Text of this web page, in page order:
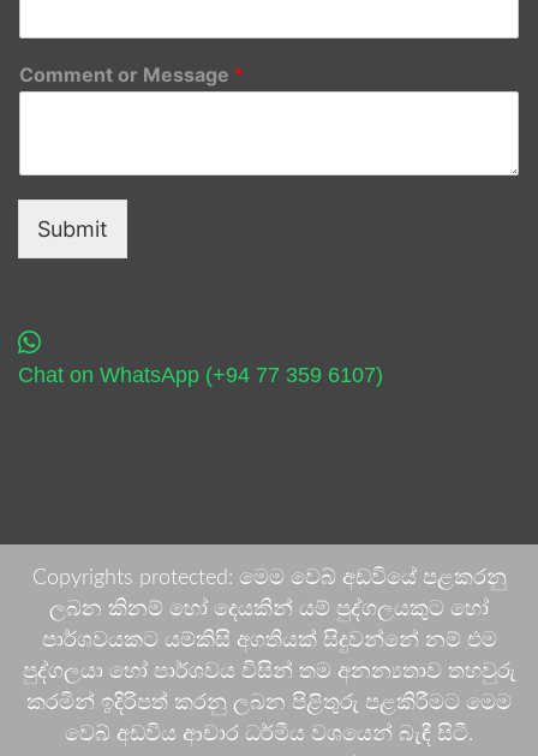
Comment or Message *
Submit
Chat on WhatsApp (+94 77 359 6107)
Copyrights protected: මෙම වෙබ් අඩවියේ පළකරනු
ලබන කිනම් හෝ දෙයකින් යම් පුද්ගලයකුට හෝ
පාර්ශවයකට යම්කිසි අගතියක් සිදුවන්නේ නම් එම
පුද්ගලයා හෝ පාර්ශවය විසින් තම අනන්‍යතාව තහවුරු
කරමින් ඉදිරිපත් කරනු ලබන පිළිතුරු පළකිරීමට මෙම
වෙබ් අඩවිය ආචාර ධර්මීය වශයෙන් බැඳී සිටී.